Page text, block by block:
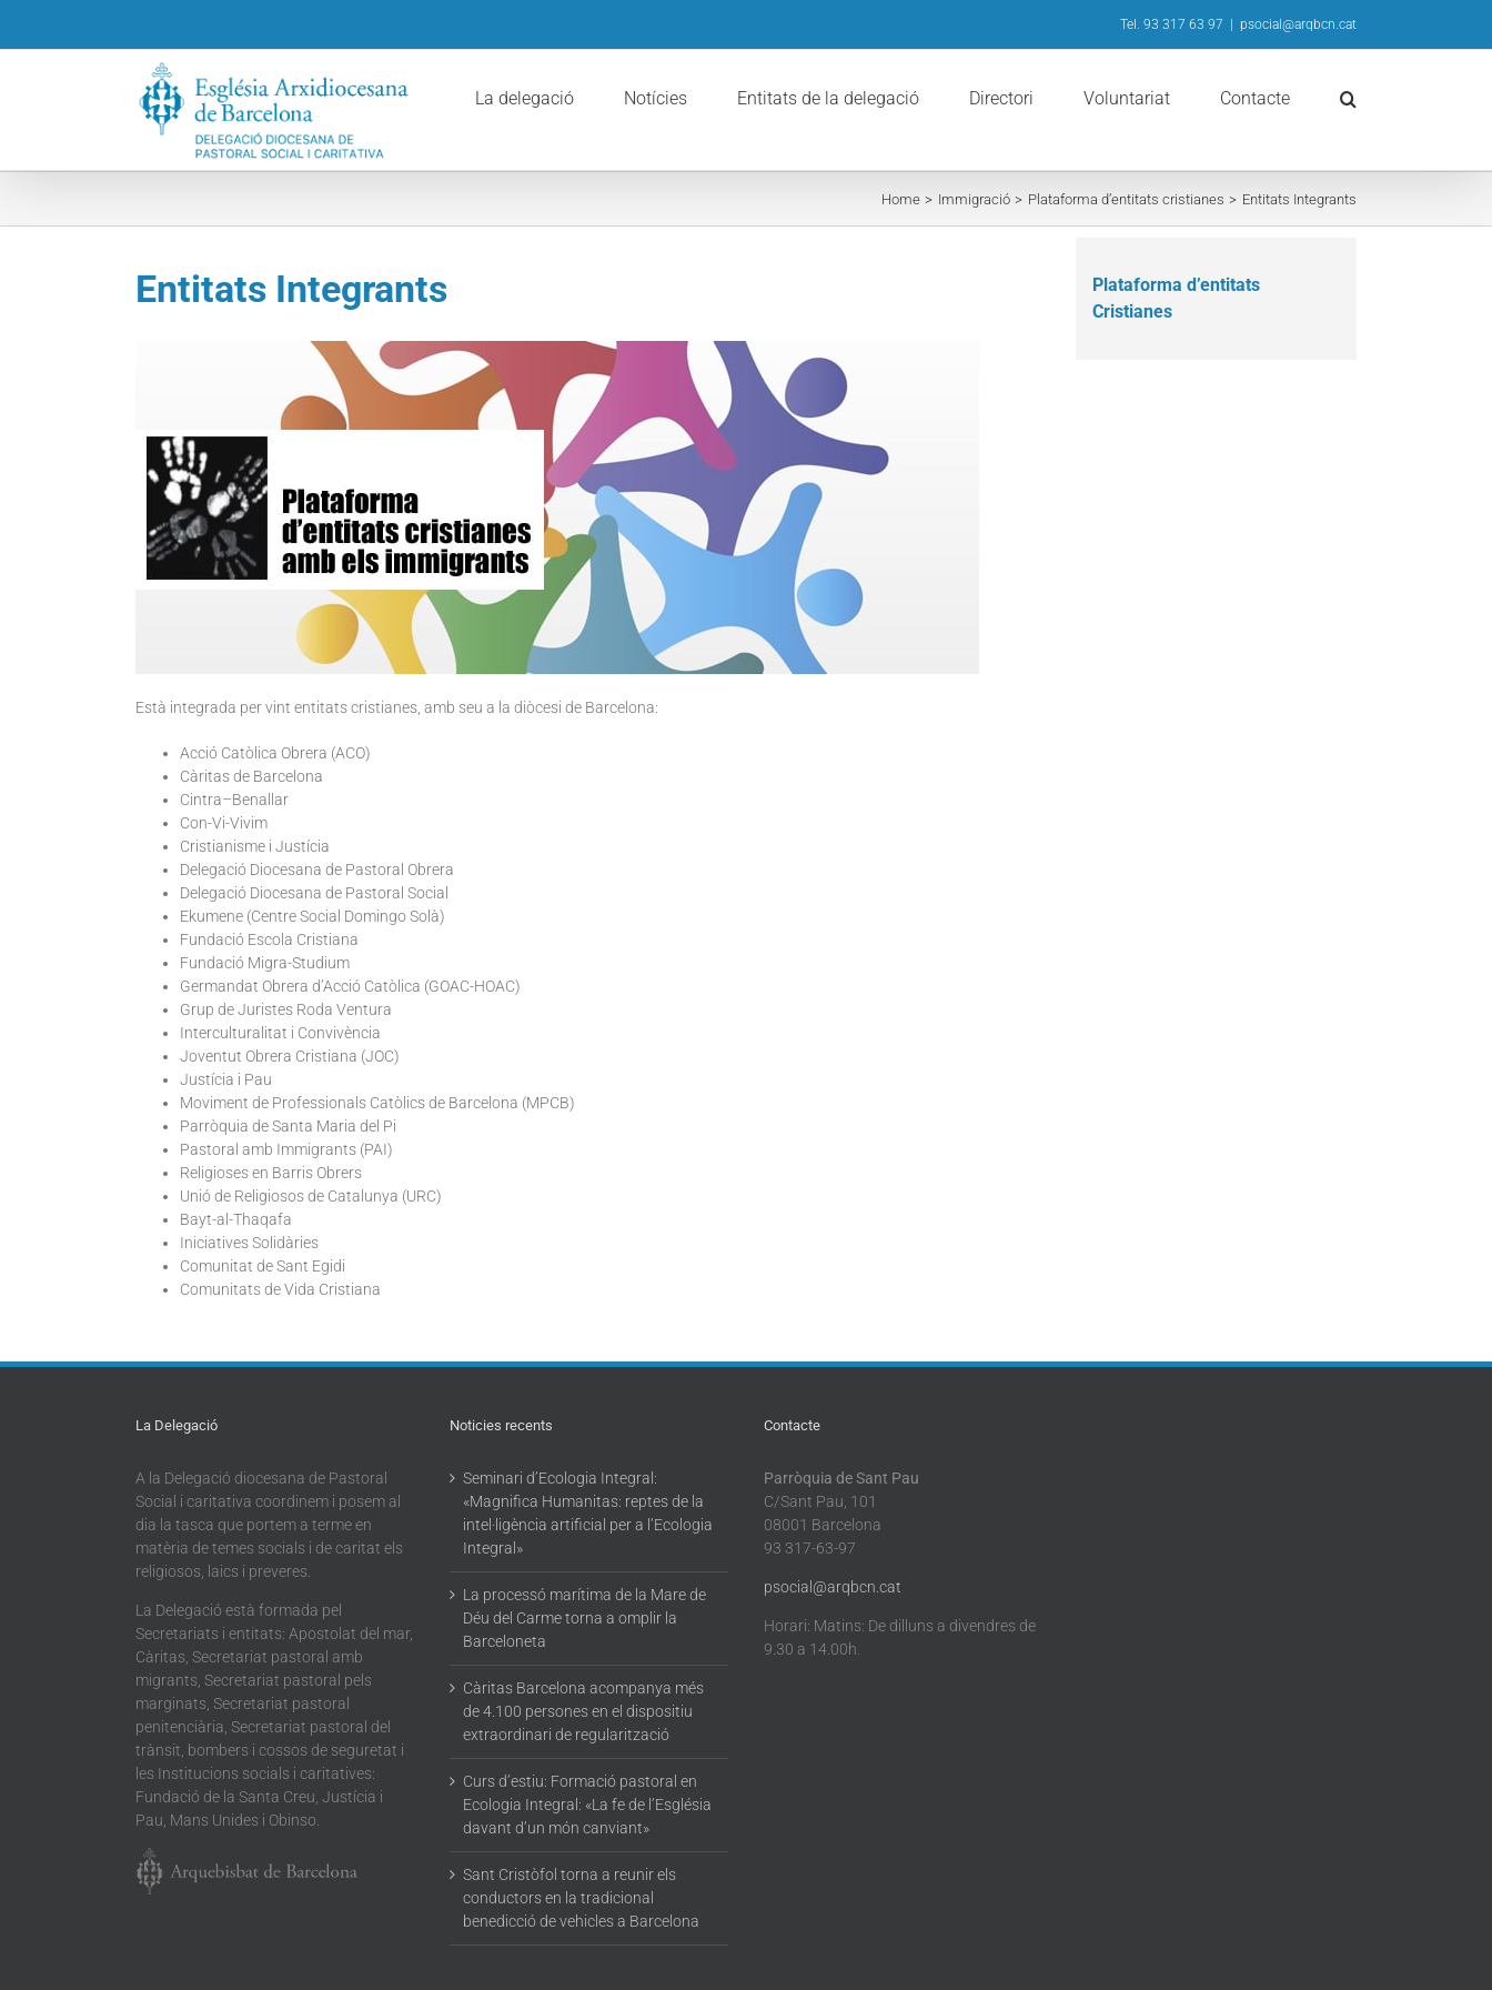
Tel. 93 317 63 97 psocial@arqbcn.cat
La delegació Notícies Entitats de la delegació Directori Voluntariat Contacte
Home Immigració Plataforma d’entitats cristianes Entitats Integrants
Entitats Integrants
Està integrada per vint entitats cristianes, amb seu a la diòcesi de Barcelona:
Acció Catòlica Obrera (ACO)
Càritas de Barcelona
Cintra–Benallar
Con-Vi-Vivim
Cristianisme i Justícia
Delegació Diocesana de Pastoral Obrera
Delegació Diocesana de Pastoral Social
Ekumene (Centre Social Domingo Solà)
Fundació Escola Cristiana
Fundació Migra-Studium
Germandat Obrera d’Acció Catòlica (GOAC-HOAC)
Grup de Juristes Roda Ventura
Interculturalitat i Convivència
Joventut Obrera Cristiana (JOC)
Justícia i Pau
Moviment de Professionals Catòlics de Barcelona (MPCB)
Parròquia de Santa Maria del Pi
Pastoral amb Immigrants (PAI)
Religioses en Barris Obrers
Unió de Religiosos de Catalunya (URC)
Bayt-al-Thaqafa
Iniciatives Solidàries
Comunitat de Sant Egidi
Comunitats de Vida Cristiana
Plataforma d’entitats
Cristianes
La Delegació
A la Delegació diocesana de Pastoral
Social i caritativa coordinem i posem al
dia la tasca que portem a terme en
matèria de temes socials i de caritat els
religiosos, laics i preveres.
La Delegació està formada pel
Secretariats i entitats: Apostolat del mar,
Càritas, Secretariat pastoral amb
migrants, Secretariat pastoral pels
marginats, Secretariat pastoral
penitenciària, Secretariat pastoral del
trànsit, bombers i cossos de seguretat i
les Institucions socials i caritatives:
Fundació de la Santa Creu, Justícia i
Pau, Mans Unides i Obinso.
Noticies recents
Seminari d’Ecologia Integral:
«Magnifica Humanitas: reptes de la
intel·ligència artificial per a l’Ecologia
Integral»
La processó marítima de la Mare de
Déu del Carme torna a omplir la
Barceloneta
Càritas Barcelona acompanya més
de 4.100 persones en el dispositiu
extraordinari de regularització
Curs d’estiu: Formació pastoral en
Ecologia Integral: «La fe de l’Església
davant d’un món canviant»
Sant Cristòfol torna a reunir els
conductors en la tradicional
benedicció de vehicles a Barcelona
Contacte
Parròquia de Sant Pau
C/Sant Pau, 101
08001 Barcelona
93 317-63-97
psocial@arqbcn.cat
Horari: Matins: De dilluns a divendres de
9.30 a 14.00h.